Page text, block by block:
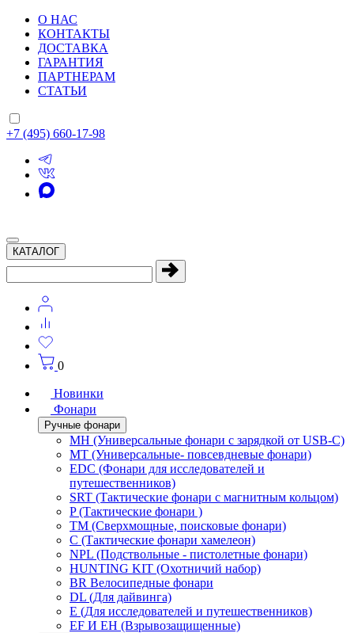
О НАС
КОНТАКТЫ
ДОСТАВКА
ГАРАНТИЯ
ПАРТНЕРАМ
СТАТЬИ
+7 (495) 660-17-98
КАТАЛОГ
0
Новинки
Фонари
Ручные фонари
MH (Универсальные фонари с зарядкой от USB-C)
MT (Универсальные- повсевдневые фонари)
EDC (Фонари для исследователей и
путешественников)
SRT (Тактические фонари с магнитным кольцом)
P (Тактические фонари )
TM (Сверхмощные, поисковые фонари)
C (Тактические фонари хамелеон)
NPL (Подствольные - пистолетные фонари)
HUNTING KIT (Охотничий набор)
BR Велосипедные фонари
DL (Для дайвинга)
E (Для исследователей и путешественников)
EF И EH (Взрывозащищенные)